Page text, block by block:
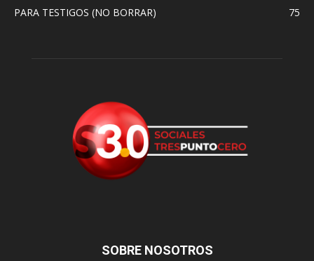
PARA TESTIGOS (NO BORRAR)
75
SOBRE NOSOTROS